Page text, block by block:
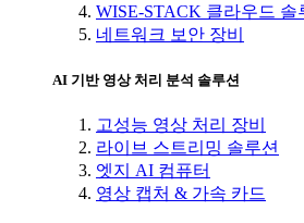
WISE-STACK 클라우드 솔
네트워크 보안 장비
AI 기반 영상 처리 분석 솔루션
고성능 영상 처리 장비
라이브 스트리밍 솔루션
엣지 AI 컴퓨터
영상 캡처 & 가속 카드